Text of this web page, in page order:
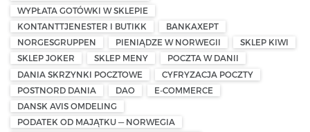
WYPŁATA GOTÓWKI W SKLEPIE
KONTANTTJENESTER I BUTIKK
BANKAXEPT
NORGESGRUPPEN
PIENIĄDZE W NORWEGII
SKLEP KIWI
SKLEP JOKER
SKLEP MENY
POCZTA W DANII
DANIA SKRZYNKI POCZTOWE
CYFRYZACJA POCZTY
POSTNORD DANIA
DAO
E-COMMERCE
DANSK AVIS OMDELING
PODATEK OD MAJĄTKU — NORWEGIA